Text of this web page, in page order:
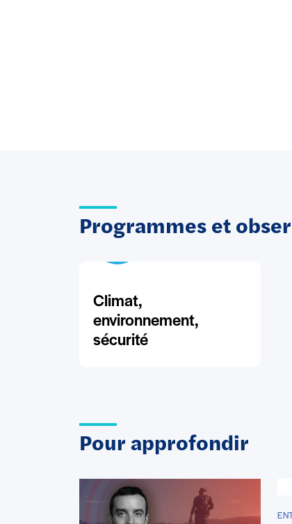
Programmes et
Climat,
environnement,
sécurité
Pour approfondir